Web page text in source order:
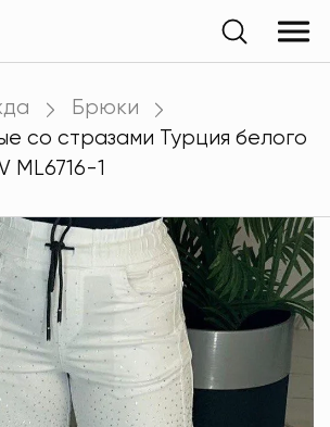
Брюки
со стразами Турция белого
ML6716-1